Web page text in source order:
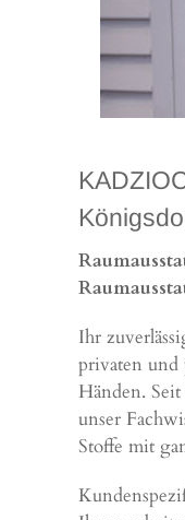
Ihr
privaten und
Händen.
unser
Stoffe mit